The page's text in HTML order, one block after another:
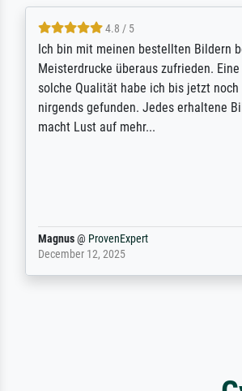
5 / 5
Rundum positive Erfahrung. Die
Ausführung des Auftrags hat eine Weile
gedauert, die angekündigte Lieferzeit
wurde aber letztlich sogar etwas
unterschritten. Die Qualität des Papiers
Dr.@ProvenExpert
February 3, 2026